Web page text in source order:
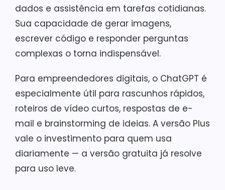
dados e assistência em tarefas cotidianas.
Sua capacidade de gerar imagens,
escrever código e responder perguntas
complexas o torna indispensável.
Para empreendedores digitais, o ChatGPT é
especialmente útil para rascunhos rápidos,
roteiros de vídeo curtos, respostas de e-
mail e brainstorming de ideias. A versão Plus
vale o investimento para quem usa
diariamente — a versão gratuita já resolve
para uso leve.